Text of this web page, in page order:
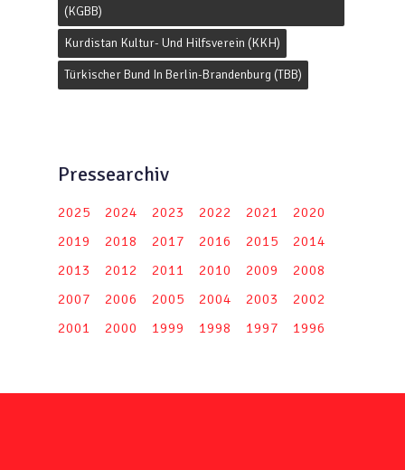
(KGBB)
Kurdistan Kultur- Und Hilfsverein (KKH)
Türkischer Bund In Berlin-Brandenburg (TBB)
Pressearchiv
2025 2024 2023 2022 2021
2020
2019
2018 2017 2016 2015
2014
2013
2012 2011 2010 2009
2008
2007
2006 2005 2004 2003
2002
2001
2000 1999 1998 1997 1996